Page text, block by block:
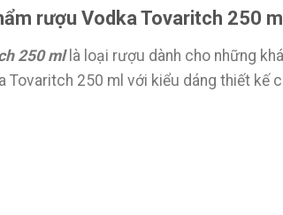
rượu Vodka Tovaritch 250 ml
250 mllà loại rượu dành cho những
Tovaritch 250 ml với kiểu dáng thiết